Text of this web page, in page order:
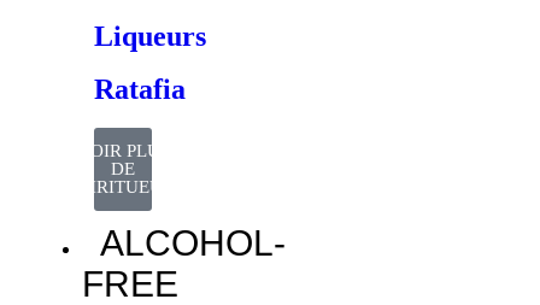
Liqueurs
Ratafia
VOIR PLUS
DE
SPIRITUEUX
ALCOHOL-
FREE